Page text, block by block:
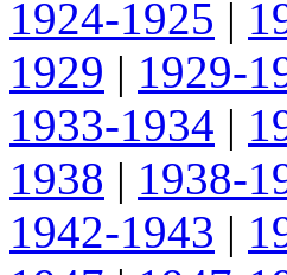
1924-1925 |
1929 | 1929-
1933-1934 |
1938 | 1938-
1942-1943 |